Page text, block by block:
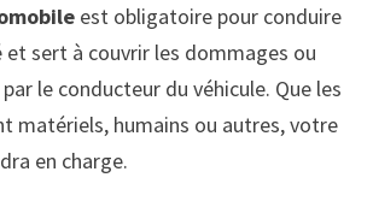
est obligatoire pour conduire
sert à couvrir les dommages ou
le conducteur du véhicule. Que les
matériels, humains ou autres, votre
en charge.